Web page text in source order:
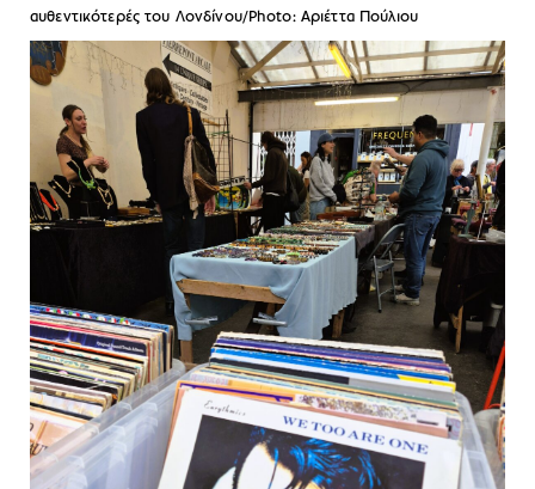
αυθεντικότερές του Λονδίνου/Photo: Aριέττα Πούλιου